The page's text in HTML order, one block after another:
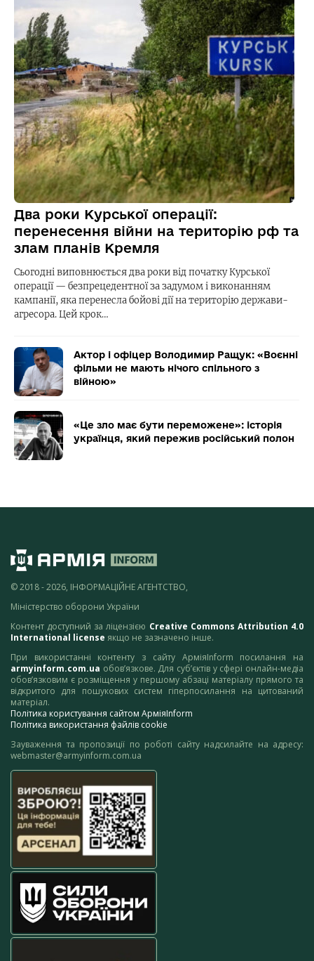
Два роки Курської операції:
перенесення війни на територію рф та
злам планів Кремля
Сьогодні виповнюється два роки від початку Курської
операції — безпрецедентної за задумом і виконанням
кампанії, яка перенесла бойові дії на територію держави-
агресора. Цей крок…
Актор і офіцер Володимир Ращук: «Воєнні
фільми не мають нічого спільного з
війною»
«Це зло має бути переможене»: історія
українця, який пережив російський полон
© 2018 - 2026, ІНФОРМАЦІЙНЕ АГЕНТСТВО,
Міністерство оборони України
Контент доступний за ліцензією Creative Commons Attribution 4.0
International license якщо не зазначено інше.
При використанні контенту з сайту АрміяInform посилання на
armyinform.com.ua обов’язкове. Для суб’єктів у сфері онлайн-медіа
обов’язковим є розміщення у першому абзаці матеріалу прямого та
відкритого для пошукових систем гіперпосилання на цитований
матеріал.
Політика користування сайтом АрміяInform
Політика використання файлів cookie
Зауваження та пропозиції по роботі сайту надсилайте на адресу:
webmaster@armyinform.com.ua